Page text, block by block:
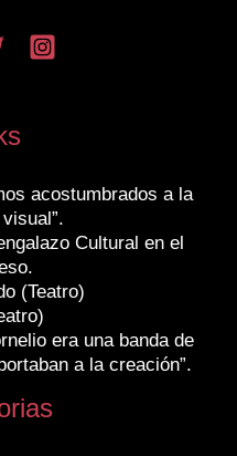
acostumbrados a la
Cultural en el
(Teatro)
era una banda de
a la creación”.